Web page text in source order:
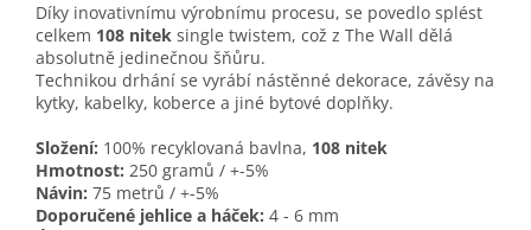
Díky inovativnímu výrobnímu procesu, se povedlo splést
celkem 108 nitek single twistem, což z The Wall dělá
absolutně jedinečnou šňůru.
Technikou drhání se vyrábí nástěnné dekorace, závěsy na
kytky, kabelky, koberce a jiné bytové doplňky.
Složení: 100% recyklovaná bavlna, 108 nitek
Hmotnost: 250 gramů / +-5%
Návin: 75 metrů / +-5%
Doporučené jehlice a háček: 4 - 6 mm